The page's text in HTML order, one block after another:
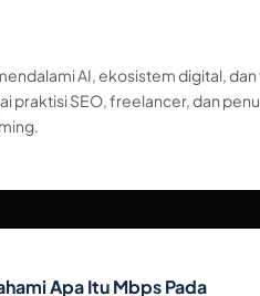
AI, ekosistem digital,
praktisi SEO, freelancer, dan
Apa Itu Mbps Pada